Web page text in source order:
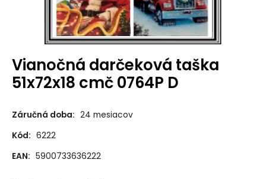
Vianočná darčeková taška
51x72x18 cmč 0764P D
Záručná doba: 24 mesiacov
Kód: 6222
EAN: 5900733636222